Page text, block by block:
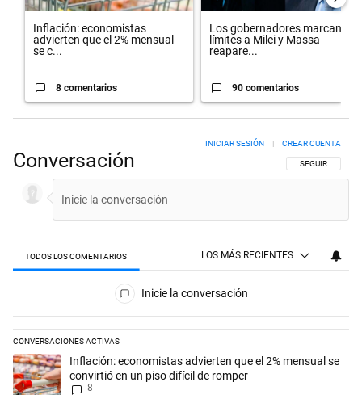
Inflación: economistas
advierten que el 2% mensual
se c...
8 comentarios
Los gobernadores marcan
límites a Milei y Massa
reapare...
90 comentarios
Conversación SIGA ESTA
SEGUIR
INICIAR SESIÓN CREAR CUENTA
TODOS LOS COMENTARIOS LOS MÁS RECIENTES
Todos los comentarios
Inicie la conversación
CONVERSACIONES ACTIVAS
Este listado muestra los artículos con más comentarios en los
Un artículo de tendencia con el título "Inflación: economistas
Inflación: economistas advierten que el 2% mensual se
convirtió en un piso difícil de romper
8